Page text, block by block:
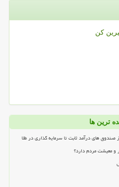
کن
ترین ها
صندوق های درآمد ثابت تا سرمایه گذاری در طلا